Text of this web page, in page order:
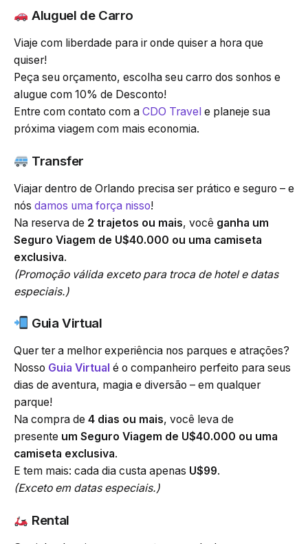
Aluguel de Carro
Viaje com liberdade para ir onde quiser a hora que
quiser!
Peça seu orçamento, escolha seu carro dos sonhos e
alugue com 10% de Desconto!
Entre com contato com a CDO Travel e planeje sua
próxima viagem com mais economia.
Transfer
Viajar dentro de Orlando precisa ser prático e seguro – e
nós damos uma força nisso!
Na reserva de 2 trajetos ou mais, você ganha um
Seguro Viagem de U$40.000 ou uma camiseta
exclusiva.
(Promoção válida exceto para troca de hotel e datas
especiais.)
Guia Virtual
Quer ter a melhor experiência nos parques e atrações?
Nosso Guia Virtual é o companheiro perfeito para seus
dias de aventura, magia e diversão – em qualquer
parque!
Na compra de 4 dias ou mais, você leva de
presente um Seguro Viagem de U$40.000 ou uma
camiseta exclusiva.
E tem mais: cada dia custa apenas U$99.
(Exceto em datas especiais.)
Rental